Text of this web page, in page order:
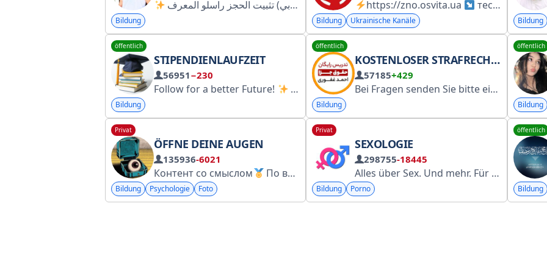
كورس الوطني الذهبي(حاسوب + إنكليزي + عربي) تثبيت الحجز راسلو المعرف:
Bildung
https://zno.osvita.ua тести, що були на НМТ минулих років
Bildung Ukrainische Kanäle Bildung
öffentlich
STIPENDIENLAUFZEIT
56951−230
Follow for a better Future!
Bildung
öffentlich
KOSTENLOSER STRAFRECHTSUNTERRICHT – AHMAD GHAFOURI
57185+429
Bei Fragen senden Sie bitte eine Nachricht an folgende Adresse: @ahmadghafoori69
Bildung
öffentlich
Bildung
Privat
ÖFFNE DEINE AUGEN
135936-6021
Контент со смыслом По вопросам рекламы: @HannaDemyanchik13 @MacFrolov @Spiral_Miya Приглашай друзей: @open_your_eyes_off Обратная связь: @dmastoff Мы на бирже: https://telega.in/c/+TFZ6NbC4YiP3QQ5v
Bildung Psychologie Foto
Privat
SEXOLOGIE
298755-18445
Alles über Sex. Und mehr. Für alle eure Fragen: @tgSmokke Alle unsere Kanäle: @tgSmokeMedia Einladungslink: @tgSexologia Manager: @tgbester @SmokeManagers @Spiral_Miya
Bildung Porno
öffentlich
Bildung